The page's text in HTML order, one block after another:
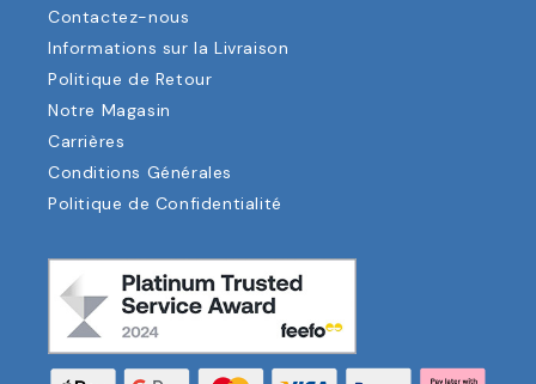
Contactez-nous
Informations sur la Livraison
Politique de Retour
Notre Magasin
Carrières
Conditions Générales
Politique de Confidentialité